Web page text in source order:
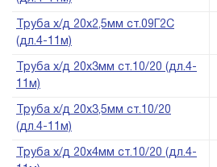
Труба х/д 20х2,5мм ст.09Г2С
(дл.4-11м)
Труба х/д 20х3мм ст.10/20 (дл.4-
11м)
Труба х/д 20х3,5мм ст.10/20
(дл.4-11м)
Труба х/д 20х4мм ст.10/20 (дл.4-